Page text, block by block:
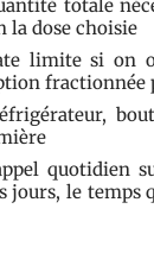
totale
la dose choisie
limite si on
fractionnée
quotidien
jours, le temps